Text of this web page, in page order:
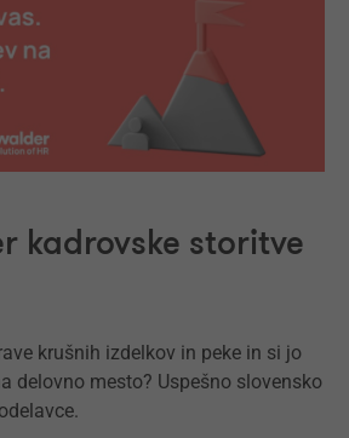
kadrovske storitve
krušnih izdelkov in peke in si jo
delovno mesto? Uspešno slovensko